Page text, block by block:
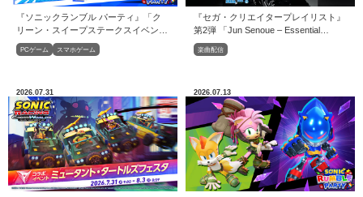
PCゲーム スマホゲーム
『ソニックランブル パーティ』「ク
リーン・スイープステークスイベン
ト」開催！
楽曲配信
『セガ・クリエイタープレイリスト』
第2弾 「Jun Senoue – Essential
Works」
2026.07.31 2026.07.13